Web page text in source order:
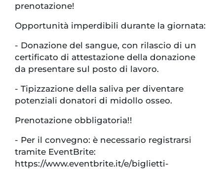
prenotazione!
Opportunità imperdibili durante la giornata:
- Donazione del sangue, con rilascio di un
certificato di attestazione della donazione
da presentare sul posto di lavoro.
- Tipizzazione della saliva per diventare
potenziali donatori di midollo osseo.
Prenotazione obbligatoria!!
- Per il convegno: è necessario registrarsi
tramite EventBrite:
https://www.eventbrite.it/e/biglietti-